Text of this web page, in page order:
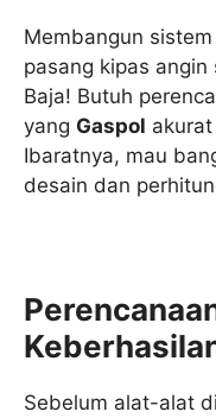
Membangun
pasang kipas
Baja! Butuh
yang Gaspol
Ibaratnya, mau
desain dan
Sebelum alat-alat